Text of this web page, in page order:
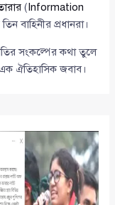
( Information
বাহিনীর প্রধানরা।
সংকল্পের কথা তুলে
ঐতিহাসিক জবাব।